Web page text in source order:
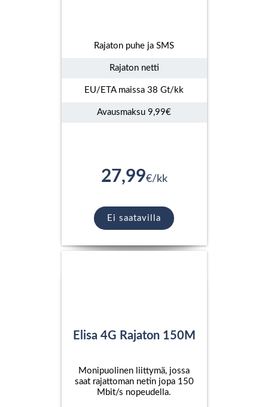
Rajaton puhe ja SMS
Rajaton netti
EU/ETA maissa 38 Gt/kk
Avausmaksu 9,99€
27,99€/kk
Ei saatavilla
Elisa 4G Rajaton 150M
Monipuolinen liittymä, jossa
saat rajattoman netin jopa 150
Mbit/s nopeudella.